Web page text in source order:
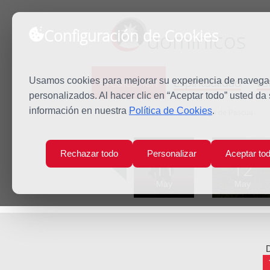
Configuración de Cookies
Usamos cookies para mejorar su experiencia de
personalizados. Al hacer clic en “Aceptar todo” usted
información en nuestra Política de Cookies.
Rechazar todo Personalizar Aceptar
dominicos
Predicación Espiritualidad
Inicio Predicación VII Domingo de Pascua
Lun
11
Mar
12